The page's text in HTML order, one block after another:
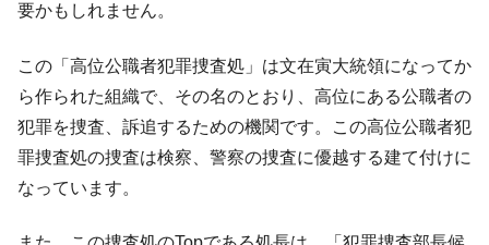
業績「史上最高益」当期純利益は前年同期比13.4倍に。
塊！
Fact1
夏の甲子園、優勝校を最も多く輩出している都道
府県とは？
Fact1 今話題の「楽天ライオンズ」とは？
要かもしれません。
この「高位公職者犯罪捜査処」は文在寅大統領になってか
ら作られた組織で、その名のとおり、高位にある公職者の
犯罪を捜査、訴追するための機関です。この高位公職者犯
罪捜査処の捜査は検察、警察の捜査に優越する建て付けに
なっています。